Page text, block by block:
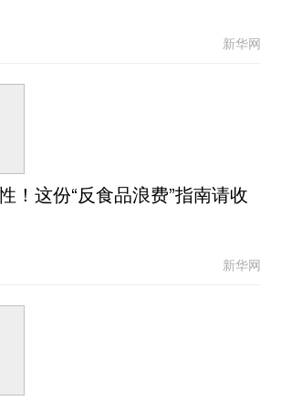
新华网
！这份“反食品浪费”指南请收
新华网